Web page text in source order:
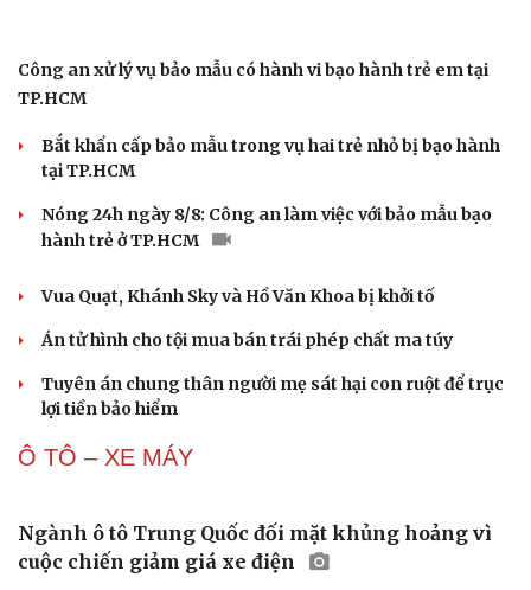
Vì sao giá vàng thế giới tăng nhưng trong nước lại
giảm?
Giá bạc hôm nay: Giá bạc trong nước ở mức 61,9 triệu
đồng/kg
Quảng Ninh chấm dứt hoạt động các cơ sở giết mổ nhỏ lẻ
trước ngày 31/10/2026
PHÁP LUẬT
mạo thương hiệu
Bổ sung thẩm quyền xử phạt vi phạm hành chính với nhiều
Công an xử lý vụ bảo mẫu có hành vi bạo hành trẻ em tại